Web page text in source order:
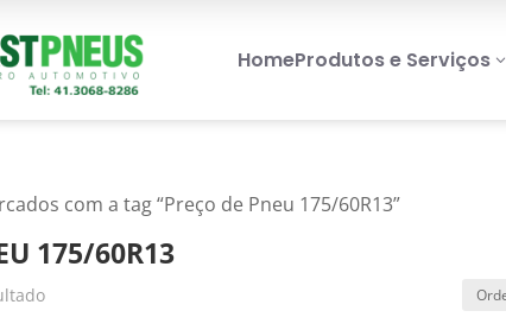
HomeProdutos e Serviços3
com a tag “Preço de Pneu 175/60R13”
175/60R13